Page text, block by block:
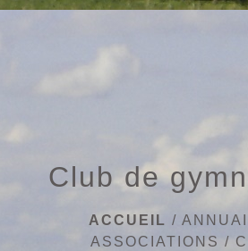
Club de
ACCUEIL /
ASSOCIATIONS /